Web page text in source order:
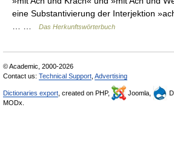
eine Substantivierung der Interjektion
Das Herkunftswörterbuch
© Academic, 2000-2026
Contact us: Technical Support Advertising
Dictionaries export , created on PHP, Joomla,
MODx.